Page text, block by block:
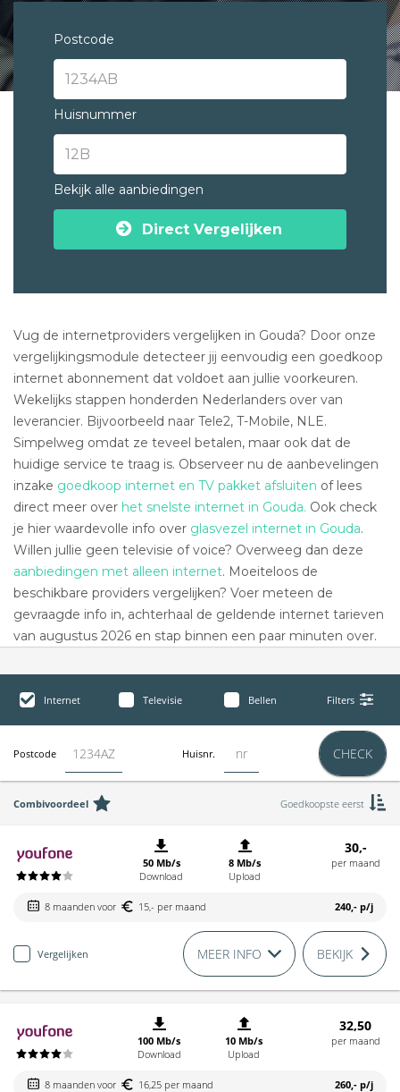
Postcode
Huisnummer
Bekijk alle aanbiedingen
Direct Vergelijken
Vug de internetproviders vergelijken in Gouda? Door onze
vergelijkingsmodule detecteer jij eenvoudig een goedkoop
internet abonnement dat voldoet aan jullie voorkeuren.
Wekelijks stappen honderden Nederlanders over van
leverancier. Bijvoorbeeld naar Tele2, T-Mobile, NLE.
Simpelweg omdat ze teveel betalen, maar ook dat de
huidige service te traag is. Observeer nu de aanbevelingen
inzake goedkoop internet en TV pakket afsluiten of lees
direct meer over het snelste internet in Gouda. Ook check
je hier waardevolle info over glasvezel internet in Gouda.
Willen jullie geen televisie of voice? Overweeg dan deze
aanbiedingen met alleen internet. Moeiteloos de
beschikbare providers vergelijken? Voer meteen de
gevraagde info in, achterhaal de geldende internet tarieven
van augustus 2026 en stap binnen een paar minuten over.
Internet Televisie Bellen Filters
Postcode Huisnr. CHECK
Combivoordeel Goedkoopste eerst
50 Mb/s
Download
8 Mb/s
Upload
30,-
per maand
8 maanden voor 15,- per maand 240,- p/j
Vergelijken MEER INFO BEKIJK
100 Mb/s
Download
10 Mb/s
Upload
32,50
per maand
8 maanden voor 16,25 per maand 260,- p/j